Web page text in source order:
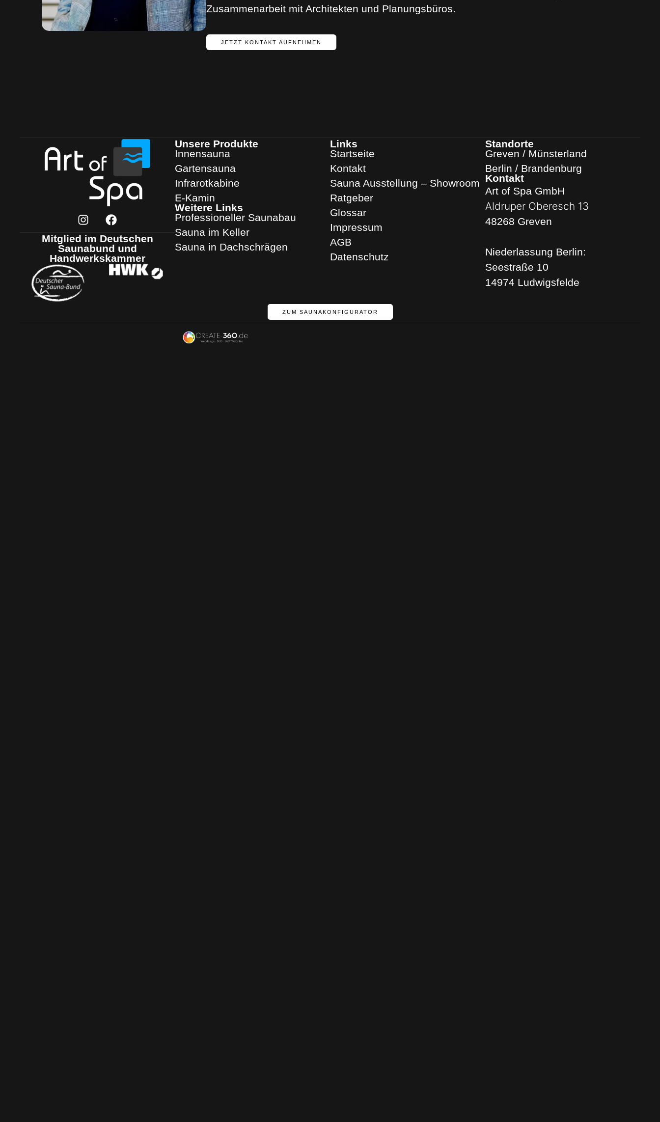
Zusammenarbeit mit Architekten und Planungsbüros.
JETZT KONTAKT AUFNEHMEN
Mitglied im Deutschen
Saunabund und
Handwerkskammer
Unsere Produkte
Innensauna
Gartensauna
Infrarotkabine
E-Kamin
Weitere Links
Professioneller Saunabau
Sauna im Keller
Sauna in Dachschrägen
Links
Startseite
Kontakt
Sauna Ausstellung – Showroom
Ratgeber
Glossar
Impressum
AGB
Datenschutz
Standorte
Greven / Münsterland
Berlin / Brandenburg
Kontakt
Art of Spa GmbH
Aldruper Oberesch 13
48268 Greven
Niederlassung Berlin:
Seestraße 10
14974 Ludwigsfelde
ZUM SAUNAKONFIGURATOR